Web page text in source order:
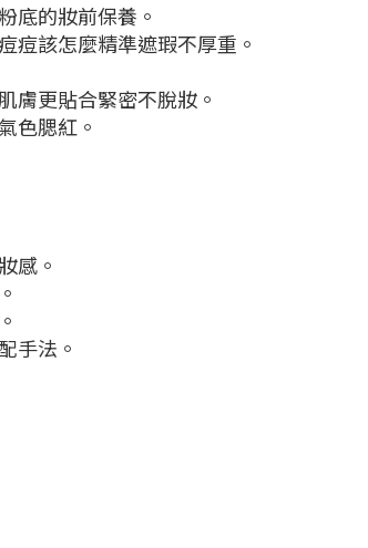
底的妝前保養。
痘該怎麼精準遮瑕不厚重。
膚更貼合緊密不脫妝。
色腮紅。
感。
手法。